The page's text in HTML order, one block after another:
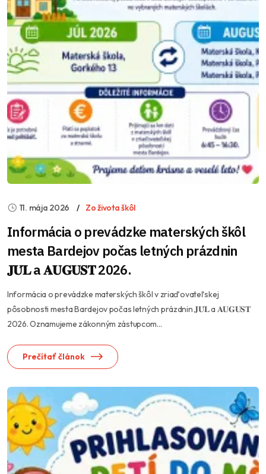
11. mája 2026 Zo života škôl
Informácia o prevádzke materských škôl
mesta Bardejov počas letných prázdnin
𝐉𝐔́𝐋 a 𝐀𝐔𝐆𝐔𝐒𝐓 2026.
Informácia o prevádzke materských škôl v zriaďovateľskej
pôsobnosti mesta Bardejov počas letných prázdnin 𝐉𝐔́𝐋 a 𝐀𝐔𝐆𝐔𝐒𝐓
2026. Oznamujeme zákonným zástupcom...
Prečítať článok